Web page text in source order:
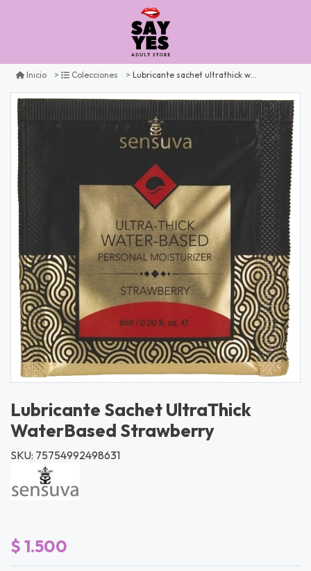
Inicio Colecciones Lubricante sachet ultrathick waterbased strawberry
Lubricante Sachet UltraThick
WaterBased Strawberry
SKU: 75754992498631
$ 1.500